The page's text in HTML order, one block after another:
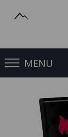
MENU
Kamínky, knoty